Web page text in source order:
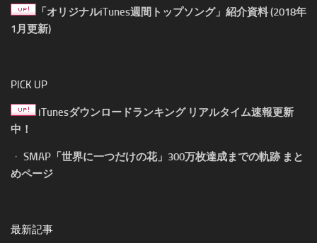
「オリジナルiTunes週間トップソング」紹介資料 (2018年
1月更新)
PICK UP
iTunesダウンロードランキング リアルタイム速報更新
中！
・ SMAP「世界に一つだけの花」300万枚達成までの軌跡 まと
めページ
最新記事